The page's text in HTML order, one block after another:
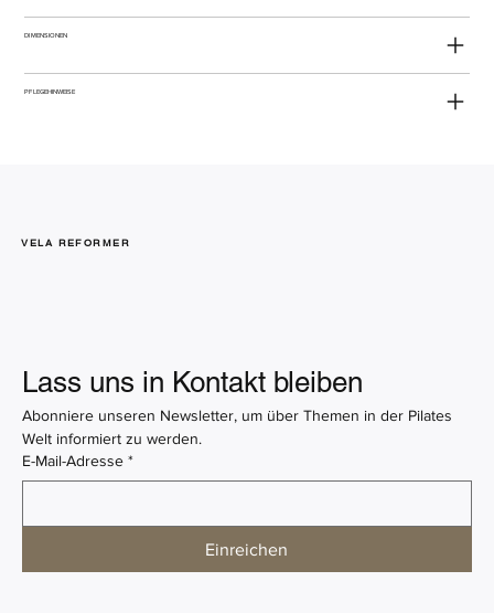
DIMENSIONEN
PFLEGEHINWEISE
VELA REFORMER
Lass uns in Kontakt bleiben
Abonniere unseren Newsletter, um über Themen in der Pilates
Welt informiert zu werden.
E-Mail-Adresse *
Einreichen